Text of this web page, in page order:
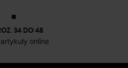
34 DO 48
online